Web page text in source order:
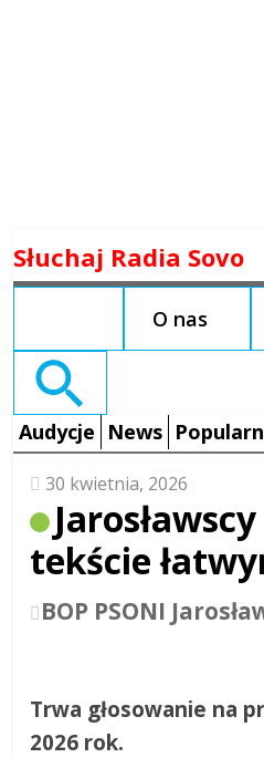
to
Słuchaj Radia Sovo
O nas
Search
Audycje News
30 kwietnia, 2026
tekście
BOP PSONI
Trwa głosowanie na
2026 rok.